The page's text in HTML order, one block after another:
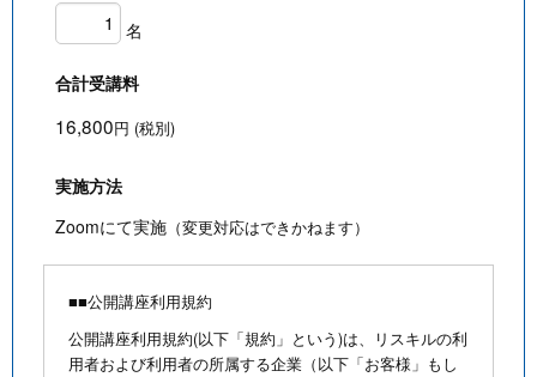
名
合計受講料
16,800円 (税別)
実施方法
Zoomにて実施 （変更対応はできかねます）
■■公開講座利用規約
公開講座利用規約(以下「規約」という)は、リスキルの利
用者および利用者の所属する企業（以下「お客様」もし